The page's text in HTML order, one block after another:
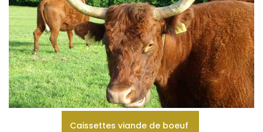
Caissettes viande de boeuf